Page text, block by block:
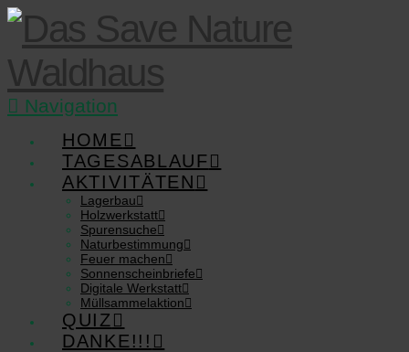
Navigation
HOME
TAGESABLAUF
AKTIVITÄTEN
Lagerbau
Holzwerkstatt
Spurensuche
Naturbestimmung
Feuer machen
Sonnenscheinbriefe
Digitale Werkstatt
Müllsammelaktion
QUIZ
DANKE!!!